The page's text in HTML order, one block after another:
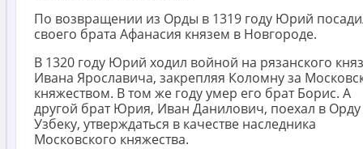
По возвращении из Орды в 1319 году Юрий
своего брата Афанасия князем в Новгороде.
В 1320 году Юрий ходил войной на рязанского
Ивана Ярославича, закрепляя Коломну за
княжеством. В том же году умер его брат Борис. А
другой брат Юрия, Иван Данилович, поехал в Орду
Узбеку, утверждаться в качестве наследника
Московского княжества.